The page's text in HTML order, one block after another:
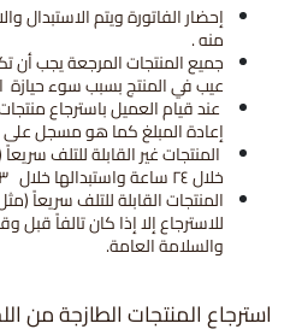
إحضار الفاتورة ويتم الاستبدال
منه .
جميع المنتجات المرجعة يجب أن
عيب في المنتج بسبب سوء حيازة
عند قيام العميل باسترجاع
إعادة المبلغ كما هو مسجل على
المنتجات غير القابلة للتلف
خلال ٢٤ ساعة واستبدالها خلال ٣
المنتجات القابلة للتلف سريعاً
للاسترجاع إلا إذا كان تالفاً
والسلامة العامة.
استرجاع المنتجات الطازجة من